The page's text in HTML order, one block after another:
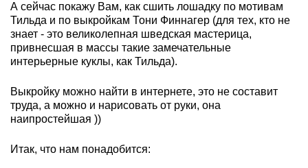
А сейчас покажу Вам, как сшить лошадку по мотивам
Тильда и по выкройкам Тони Финнагер (для тех, кто не
знает - это великолепная шведская мастерица,
привнесшая в массы такие замечательные
интерьерные куклы, как Тильда).
Выкройку можно найти в интернете, это не составит
труда, а можно и нарисовать от руки, она
наипростейшая ))
Итак, что нам понадобится: